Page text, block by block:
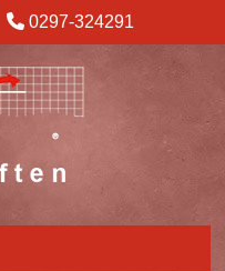
0297-324291